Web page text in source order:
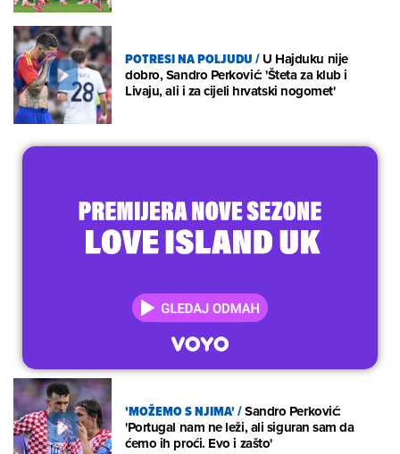
POTRESI NA POLJUDU/U Hajduku nije
dobro, Sandro Perković: 'Šteta za klub i
Livaju, ali i za cijeli hrvatski nogomet'
'MOŽEMO S NJIMA'/Sandro Perković:
'Portugal nam ne leži, ali siguran sam da
ćemo ih proći. Evo i zašto'